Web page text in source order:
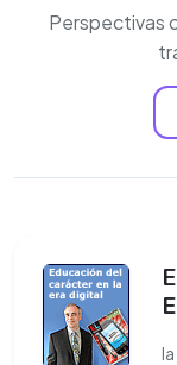
Perspectivas